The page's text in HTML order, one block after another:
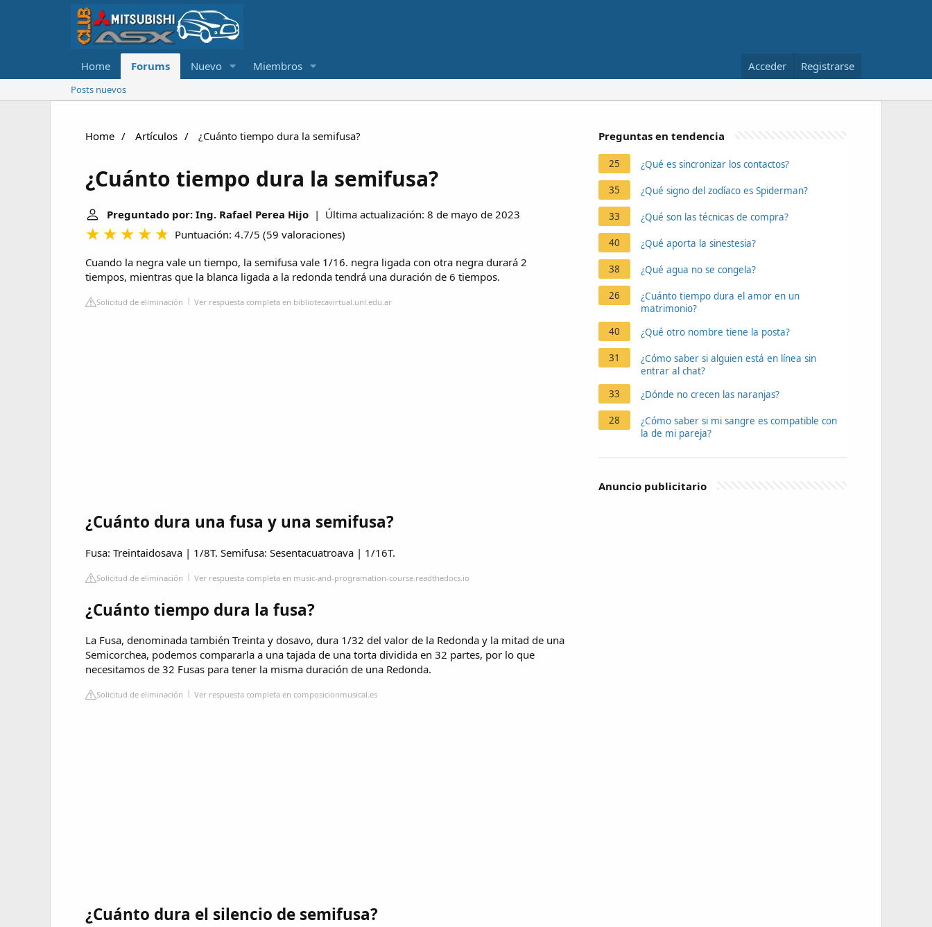
Home Forums Nuevo Miembros Acceder Registrarse
Posts nuevos
Home Artículos ¿Cuánto tiempo dura la semifusa?
¿Cuánto tiempo dura la semifusa?
Preguntado por: Ing. Rafael Perea Hijo | Última actualización: 8 de mayo de 2023
Puntuación: 4.7/5 (59 valoraciones)
Cuando la negra vale un tiempo, la semifusa vale 1/16. negra ligada con otra negra durará 2
tiempos, mientras que la blanca ligada a la redonda tendrá una duración de 6 tiempos.
Solicitud de eliminación Ver respuesta completa en bibliotecavirtual.unl.edu.ar
¿Cuánto dura una fusa y una semifusa?
Fusa: Treintaidosava | 1/8T. Semifusa: Sesentacuatroava | 1/16T.
Solicitud de eliminación Ver respuesta completa en music-and-programation-course.readthedocs.io
¿Cuánto tiempo dura la fusa?
La Fusa, denominada también Treinta y dosavo, dura 1/32 del valor de la Redonda y la mitad de una
Semicorchea, podemos compararla a una tajada de una torta dividida en 32 partes, por lo que
necesitamos de 32 Fusas para tener la misma duración de una Redonda.
Solicitud de eliminación Ver respuesta completa en composicionmusical.es
¿Cuánto dura el silencio de semifusa?
Preguntas en tendencia
25 ¿Qué es sincronizar los contactos?
35 ¿Qué signo del zodíaco es Spiderman?
33 ¿Qué son las técnicas de compra?
40 ¿Qué aporta la sinestesia?
38 ¿Qué agua no se congela?
26
¿Cuánto tiempo dura el amor en un
matrimonio?
40
¿Qué otro nombre tiene la posta?
31
¿Cómo saber si alguien está en línea sin
entrar al chat?
33
¿Dónde no crecen las naranjas?
28
¿Cómo saber si mi sangre es compatible con
la de mi pareja?
Anuncio publicitario